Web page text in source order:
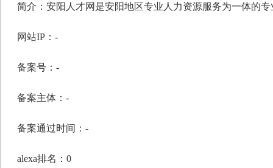
简介：安阳人才网是安阳地区专业人力资源服务为一体的
网站IP：-
备案号：-
备案主体：-
备案通过时间：-
alexa排名：0
自定义标题
段落格式